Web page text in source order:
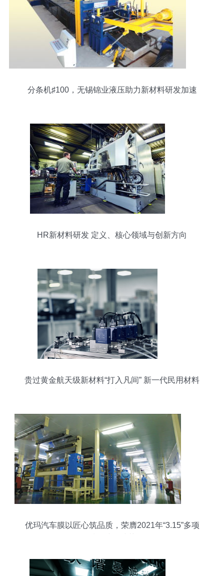
分条机♯100，无锡锦业液压助力新材料研发加速
HR新材料研发 定义、核心领域与创新方向
贵过黄金航天级新材料“打入凡间” 新一代民用材料
优玛汽车膜以匠心筑品质，荣膺2021年“3.15”多项